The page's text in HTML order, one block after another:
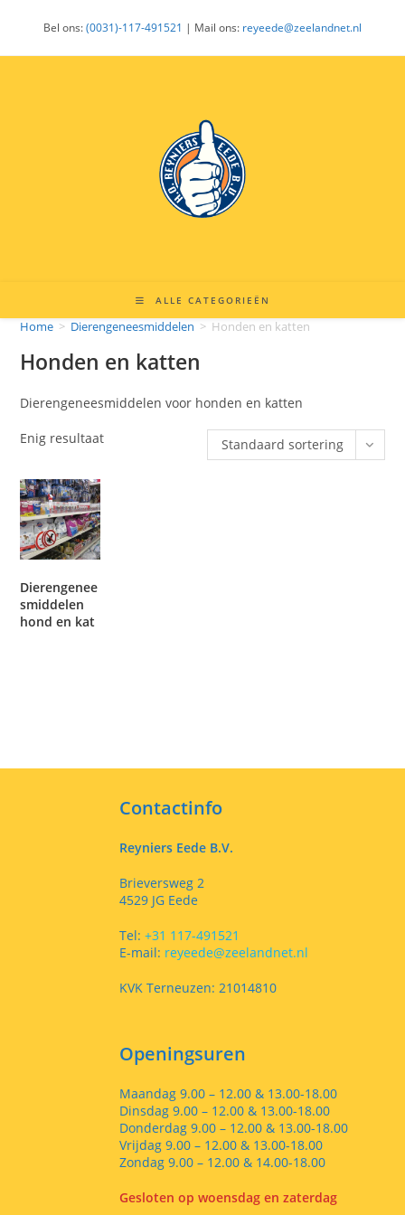
inhoud
Bel ons:(0031)-117-491521 | Mail ons: reyeede@zeelandnet.nl
ALLE CATEGORIEËN
Home > Dierengeneesmiddelen > Honden en katten
Honden en katten
Dierengeneesmiddelen voor honden en katten
Enig resultaat Standaard sortering
Dierengenee
smiddelen
hond en kat
Contactinfo
Reyniers Eede B.V.
Brieversweg 2
4529 JG Eede
Tel: +31 117-491521
E-mail: reyeede@zeelandnet.nl
KVK Terneuzen: 21014810
Openingsuren
Maandag 9.00 – 12.00 & 13.00-18.00
Dinsdag 9.00 – 12.00 & 13.00-18.00
Donderdag 9.00 – 12.00 & 13.00-18.00
Vrijdag 9.00 – 12.00 & 13.00-18.00
Zondag 9.00 – 12.00 & 14.00-18.00
Gesloten op woensdag en zaterdag